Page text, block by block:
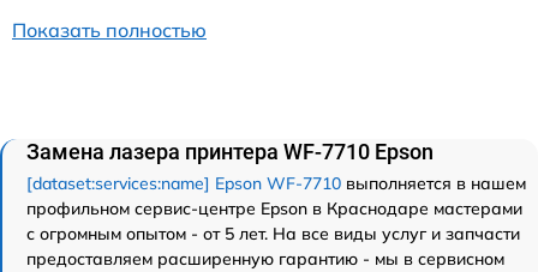
Показать полностью
Замена лазера принтера WF-7710 Epson
[dataset:services:name] Epson WF-7710 выполняется в нашем
профильном сервис-центре Epson в Краснодаре мастерами
с огромным опытом - от 5 лет. На все виды услуг и запчасти
предоставляем расширенную гарантию - мы в сервисном